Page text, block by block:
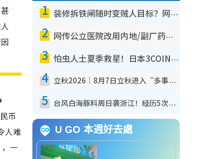
币
人难
一
1 装修拆铁闸随时变贼人目标？网友揭2大关键用途：装新款等于白装？附新旧铁闸分别
2 网传公立医院改用内地/副厂药？医生拆解正副厂分别，揭4类人换药随时出事
3 怕虫人士夏季救星！日本3COINS爆红驱虫神器$45起 1招“全程免触碰”轻松搞定小强
4 立秋2026｜8月7日立秋进入“多事之秋” 3件事不可做！专家教6招开运 清杂物／钱包纳气接好运
5 台风白海豚料周日袭浙江！经历5次“眼壁置换”极罕见 成登陆内地最长途台风
U GO 本週好去處